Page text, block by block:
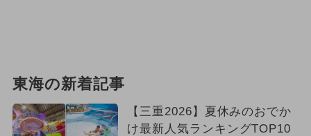
東海の新着記事
【三重2026】夏休みのおでか
け最新人気ランキングTOP10